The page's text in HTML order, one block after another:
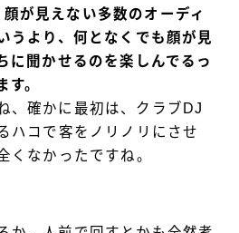
が見えない多数のオーディ
うより、何となくでも顔が見
に聞かせるのを楽しんでるっ
す。
、確かに最初は、クラブDJ
ハコで客をノリノリにさせ
くなかったですね。